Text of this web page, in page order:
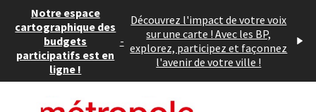
Notre espace
cartographique des
budgets
participatifs est en
ligne !
-
Découvrez l'impact de votre voix
sur une carte ! Avec les BP,
explorez, participez et façonnez
l'avenir de votre ville !